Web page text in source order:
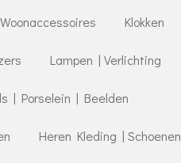
Klokken
Lampen | Verlichting
| Porselein | Beelden
Heren Kleding | Schoenen